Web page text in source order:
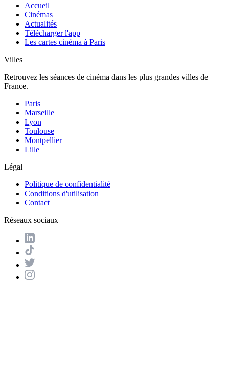
Accueil
Cinémas
Actualités
Télécharger l'app
Les cartes cinéma à Paris
Villes
Retrouvez les séances de cinéma dans les plus grandes villes de
France.
Paris
Marseille
Lyon
Toulouse
Montpellier
Lille
Légal
Politique de confidentialité
Conditions d'utilisation
Contact
Réseaux sociaux